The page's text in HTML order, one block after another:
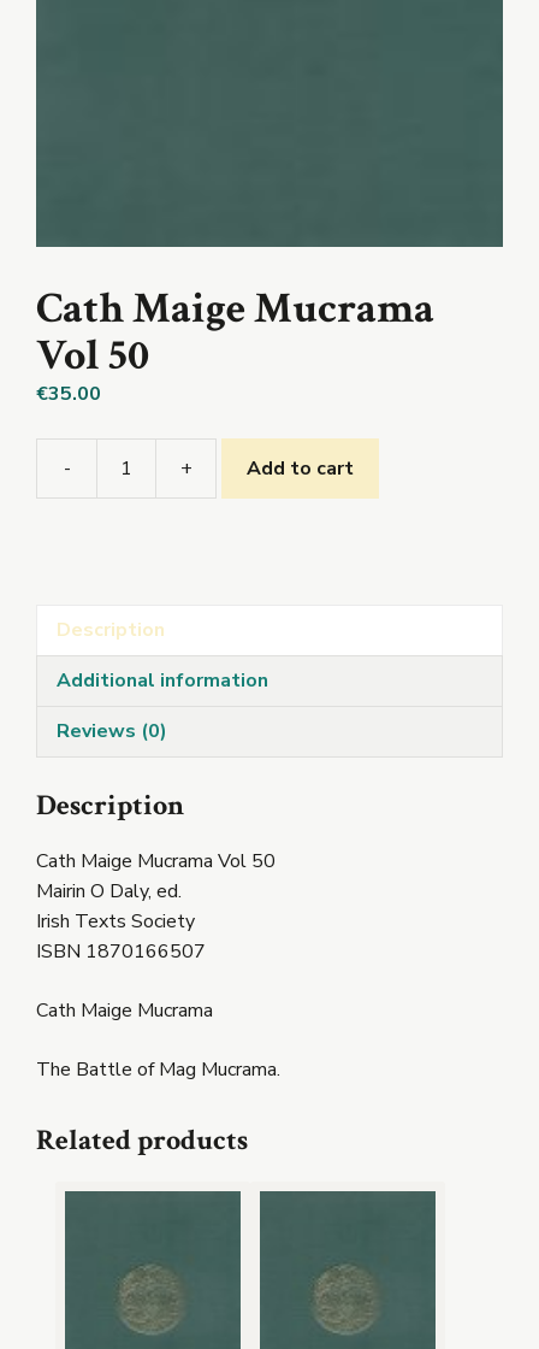
Cath Maige Mucrama
Vol 50
€35.00
-
Cath
+ Add to cart
Description
Additional information
Reviews (0)
Description
Cath Maige Mucrama Vol 50
Mairin O Daly, ed.
Irish Texts Society
ISBN 1870166507
Cath Maige Mucrama
The Battle of Mag Mucrama.
Related products